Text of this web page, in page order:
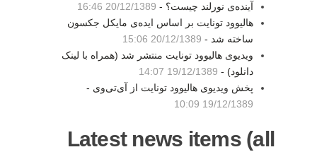
آینده‌ی نورلند چیست؟ - 20/12/1389 16:46
هالیوود تونایت بر اساس ایده‌ی مایکل جکسون
ساخته شد - 20/12/1389 15:06
ویدیوی هالیوود تونایت منتشر شد (همراه با لینک
دانلود) - 19/12/1389 14:07
پخش ویدیوی هالیوود تونایت از آی‌تی‌وی -
19/12/1389 10:09
Latest news items (all